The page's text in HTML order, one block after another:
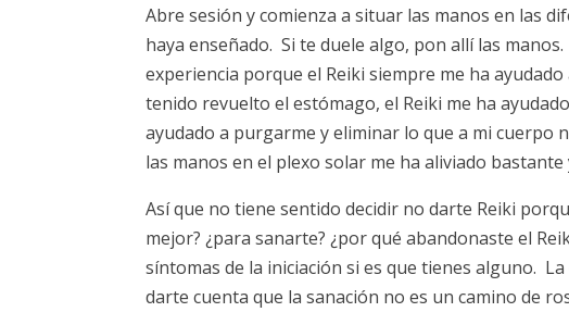
Abre sesión y comienza a situar las manos en las
haya enseñado. Si te duele algo, pon allí las
experiencia porque el Reiki siempre me ha
tenido revuelto el estómago, el Reiki me ha
ayudado a purgarme y eliminar lo que a mi cuerpo
las manos en el plexo solar me ha aliviado
Así que no tiene sentido decidir no darte Reiki
mejor? ¿para sanarte? ¿por qué abandonaste el
síntomas de la iniciación si es que tienes alguno.
darte cuenta que la sanación no es un camino de